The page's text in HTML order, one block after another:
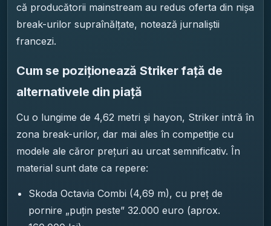
că producătorii mainstream au redus oferta din nișa
break-urilor supraînălțate, notează jurnaliștii
francezi.
Cum se poziționează Striker față de
alternativele din piață
Cu o lungime de 4,62 metri și hayon, Striker intră în
zona break-urilor, dar mai ales în competiție cu
modele ale căror prețuri au urcat semnificativ. În
material sunt date ca repere:
Skoda Octavia Combi (4,69 m), cu preț de
pornire „puțin peste” 32.000 euro (aprox.